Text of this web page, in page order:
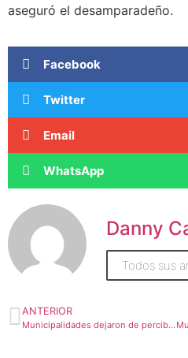
aseguró el desamparadeño.
Facebook
Twitter
Email
WhatsApp
Danny
Todos sus
ANTERIOR
Municipalidades dejaron de percibir ¢1.000 millones por construcciones sin permisos